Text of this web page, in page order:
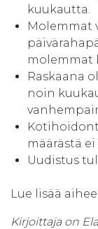
kuukautta.
Molemmat
molemmat
Raskaana
noin
määrästä ei
Uudistus
Lue lisää
Kirjoittaja on